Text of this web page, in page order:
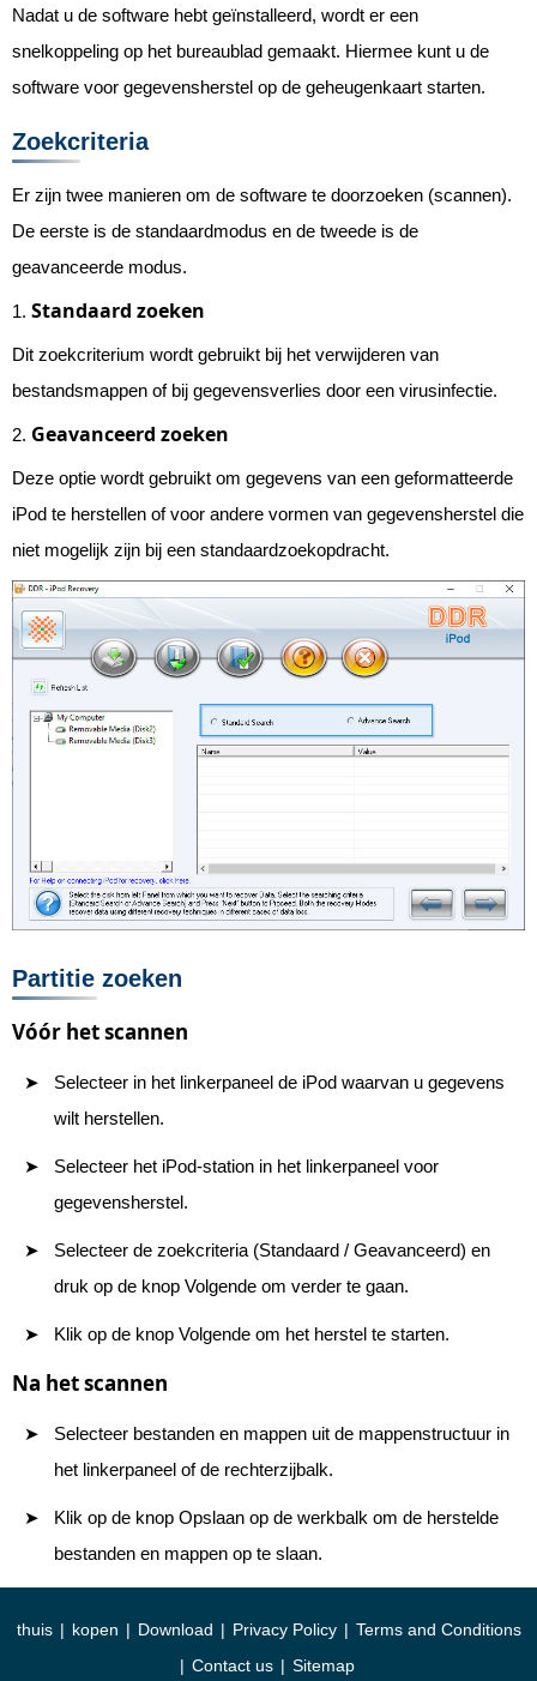
Nadat u de software hebt geïnstalleerd, wordt er een
snelkoppeling op het bureaublad gemaakt. Hiermee kunt u de
software voor gegevensherstel op de geheugenkaart starten.
Zoekcriteria
Er zijn twee manieren om de software te doorzoeken (scannen).
De eerste is de standaardmodus en de tweede is de
geavanceerde modus.
1. Standaard zoeken
Dit zoekcriterium wordt gebruikt bij het verwijderen van
bestandsmappen of bij gegevensverlies door een virusinfectie.
2. Geavanceerd zoeken
Deze optie wordt gebruikt om gegevens van een geformatteerde
iPod te herstellen of voor andere vormen van gegevensherstel die
niet mogelijk zijn bij een standaardzoekopdracht.
Partitie zoeken
Vóór het scannen
Selecteer in het linkerpaneel de iPod waarvan u gegevens
wilt herstellen.
Selecteer het iPod-station in het linkerpaneel voor
gegevensherstel.
Selecteer de zoekcriteria (Standaard / Geavanceerd) en
druk op de knop Volgende om verder te gaan.
Klik op de knop Volgende om het herstel te starten.
Na het scannen
Selecteer bestanden en mappen uit de mappenstructuur in
het linkerpaneel of de rechterzijbalk.
Klik op de knop Opslaan op de werkbalk om de herstelde
bestanden en mappen op te slaan.
thuis | kopen | Download | Privacy Policy | Terms and Conditions
| Contact us | Sitemap